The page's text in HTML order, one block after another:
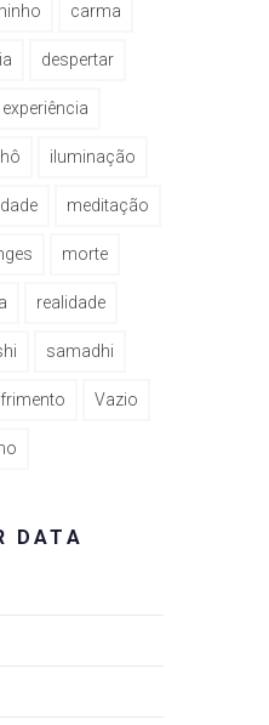
carma
despertar
experiência
iluminação
meditação
morte
realidade
samadhi
Vazio
DATA